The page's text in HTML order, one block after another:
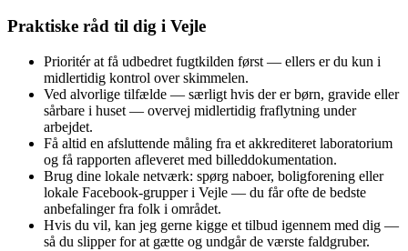
Praktiske råd til dig i Vejle
Prioritér at få udbedret fugtkilden først — ellers er du kun i
midlertidig kontrol over skimmelen.
Ved alvorlige tilfælde — særligt hvis der er børn, gravide eller
sårbare i huset — overvej midlertidig fraflytning under
arbejdet.
Få altid en afsluttende måling fra et akkrediteret laboratorium
og få rapporten afleveret med billeddokumentation.
Brug dine lokale netværk: spørg naboer, boligforening eller
lokale Facebook-grupper i Vejle — du får ofte de bedste
anbefalinger fra folk i området.
Hvis du vil, kan jeg gerne kigge et tilbud igennem med dig —
så du slipper for at gætte og undgår de værste faldgruber.